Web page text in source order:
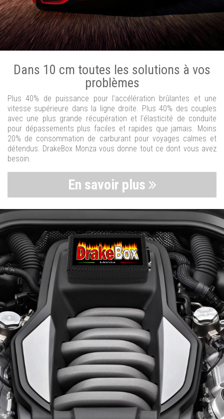
Dans 10 cm toutes les solutions à vos
problèmes
Plus 40% de puissance pour l'accélération brûlantes et une
vitesse supérieure dans la ligne droite. Plus 40% des couples
avec une plus grande récupération et l'élasticité de conduite
pour dépassements plus faciles et rapides que jamais. Moins
20% de consommation de carburant pour voyages calmes et
détendus. DrakeBox Monza vous donne tout ce dont vous avez
besoin.
En savoir plus